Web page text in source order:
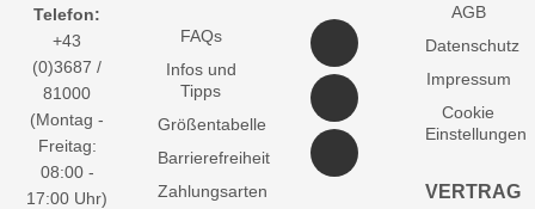
Telefon:
+43
(0)3687 /
81000
(Montag -
Freitag:
08:00 -
17:00 Uhr)
FAQs
Infos und
Tipps
Größentabelle
Barrierefreiheit
Zahlungsarten
AGB
Datenschutz
Impressum
Cookie
Einstellungen
VERTRAG